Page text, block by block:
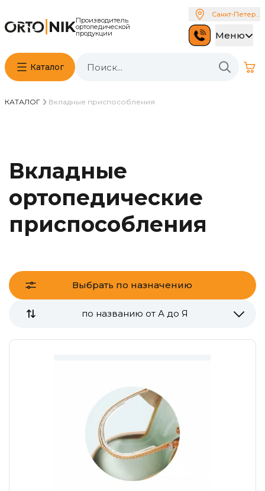
Производитель
ортопедической
продукции
Санкт-
Меню
Каталог
КАТАЛОГ Вкладные приспособления
Вкладные
ортопедические
приспособления
Выбрать по назначению
по названию от А до Я